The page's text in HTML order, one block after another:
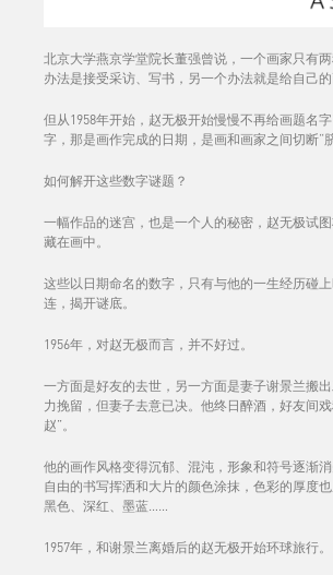
北京大学燕京学堂院长董强曾说，一个画家只有
办法是接受采访、写书，另一个办法就是给自己的
但从1958年开始，赵无极开始慢慢不再给画题名
字，那是画作完成的日期，是画和画家之间切断“
如何解开这些数字谜题？
一幅作品的迷宫，也是一个人的秘密，赵无极试
藏在画中。
这些以日期命名的数字，只有与他的一生经历碰
连，揭开谜底。
1956年，对赵无极而言，并不好过。
一方面是好友的去世，另一方面是妻子谢景兰搬
力挽留，但妻子去意已决。他终日醉酒，好友间
赵”。
他的画作风格变得沉郁、混沌，形象和符号逐渐
自由的书写挥洒和大片的颜色涂抹，色彩的厚度也
黑色、深红、墨蓝……
1957年，和谢景兰离婚后的赵无极开始环球旅行。